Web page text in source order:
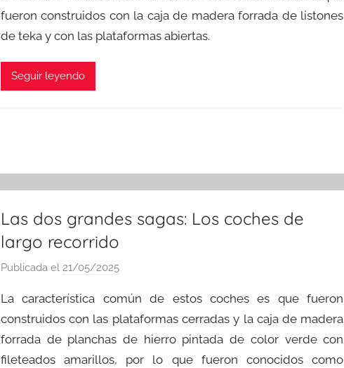
d
m
fueron construidos con la caja de madera forrada de listones
de teka y con las plataformas abiertas.
Seguir leyendo
Las dos grandes sagas: Los coches de
largo recorrido
Publicada el 21/05/2025p
r
a
d
m
La característica común de estos coches es que fueron
construidos con las plataformas cerradas y la caja de madera
forrada de planchas de hierro pintada de color verde con
fileteados amarillos, por lo que fueron conocidos como